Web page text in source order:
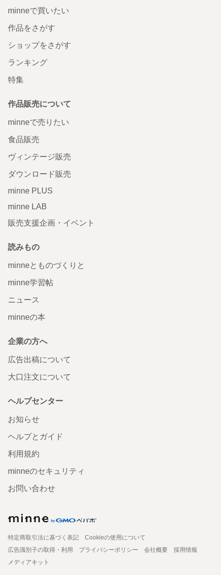
minneで買いたい
作品をさがす
ショップをさがす
ランキング
特集
作品販売について
minneで売りたい
食品販売
ヴィンテージ販売
ダウンロード販売
minne PLUS
minne LAB
販売支援企画・イベント
読みもの
minneとものづくりと
minne学習帖
ニュース
minneの本
企業の方へ
広告出稿について
大口注文について
ヘルプセンター
お知らせ
ヘルプとガイド
利用規約
minneのセキュリティ
お問い合わせ
特定商取引法に基づく表記
Cookieの使用について
広告識別子の取得・利用
プライバシーポリシー 会社概要
採用情報
メディアキット